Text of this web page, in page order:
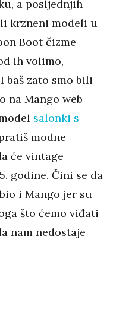
a posljednjih
krzneni modeli u
Boot čizme
ih volimo,
baš zato smo bili
na Mango web
salonki s
modne
će vintage
godine. Čini se da
i Mango jer su
što ćemo viđati
nam nedostaje